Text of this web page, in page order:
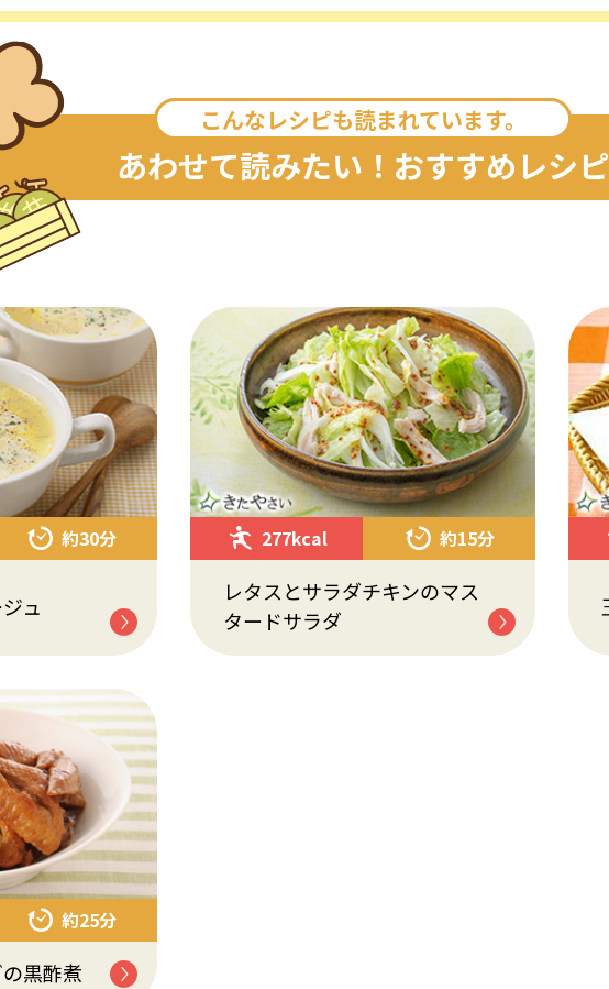
こんなレシピも読まれています。
あわせて読みたい！おすすめレシピ
約30分
ュ
277kcal 約15分
レタスとサラダチキンのマス
タードサラダ
約25分
黒酢煮